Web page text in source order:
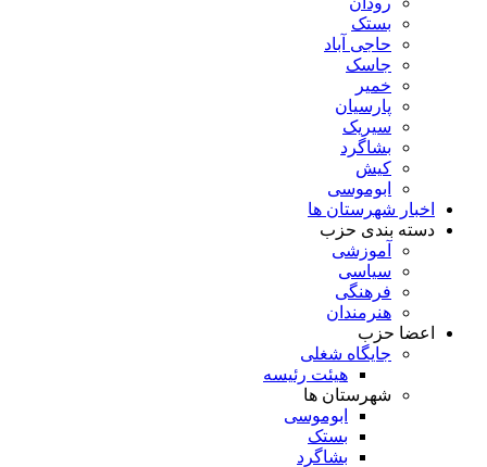
بستک
حاجی آباد
جاسک
خمیر
پارسیان
سیریک
بشاگرد
کیش
ابوموسی
اخبار شهرستان ها
دسته بندی حزب
آموزشی
سیاسی
فرهنگی
هنرمندان
اعضا حزب
جایگاه شغلی
هیئت رئیسه
شهرستان ها
ابوموسی
بستک
بشاگرد